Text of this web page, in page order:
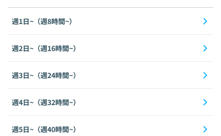
週1日~（週8時間~）
週2日~（週16時間~）
週3日~（週24時間~）
週4日~（週32時間~）
週5日~（週40時間~）